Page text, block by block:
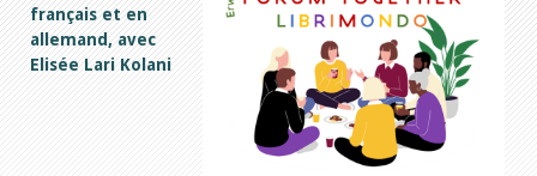
Services
français et en
allemand, avec
Elisée Lari Kolani